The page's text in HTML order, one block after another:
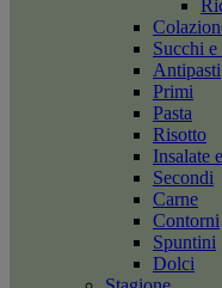
Succhi
Antipasti
Primi
Pasta
Risotto
Insalate
Secondi
Carne
Contorni
Spuntini
Dolci